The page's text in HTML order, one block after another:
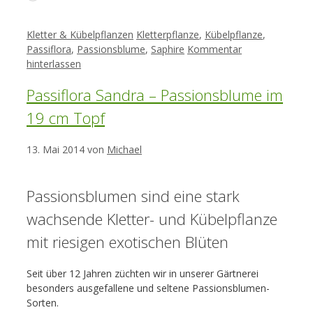
Kategorien
Kletter & Kübelpflanzen Schlagwörter
Kletterpflanze, Kübelpflanze,
Passiflora, Passionsblume, Saphire Kommentar
hinterlassen
Passiflora Sandra – Passionsblume im
19 cm Topf
13. Mai 2014 von Michael
Passionsblumen sind eine stark
wachsende Kletter- und Kübelpflanze
mit riesigen exotischen Blüten
Seit über 12 Jahren züchten wir in unserer Gärtnerei
besonders ausgefallene und seltene Passionsblumen-
Sorten.